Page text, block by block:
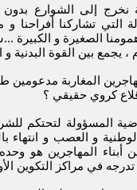
نخرج إلى الشوارع
التي تشاركنا
همومنا الصغيرة و
بين القوة البدنية و
المغاربة
كروي حقيقي ؟
المسؤولة لتحتكم
و العصب و
أبناء المهاجرين هو
في مراكز التكوين